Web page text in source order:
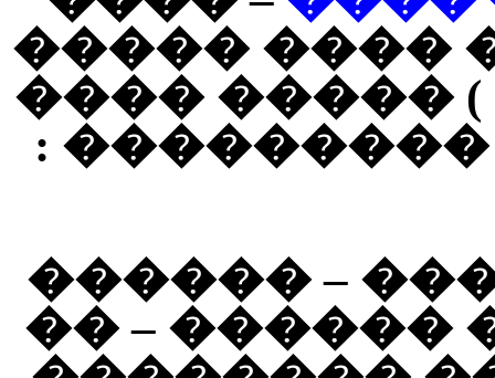
���� �� ��
��� ( ���
���� ��
(( ��� ��
������� ��